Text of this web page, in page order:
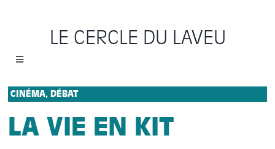
LE CERCLE DU LAVEU
Toggle
Accueil
Cycles
CINÉMA, DÉBAT
LA VIE EN KIT